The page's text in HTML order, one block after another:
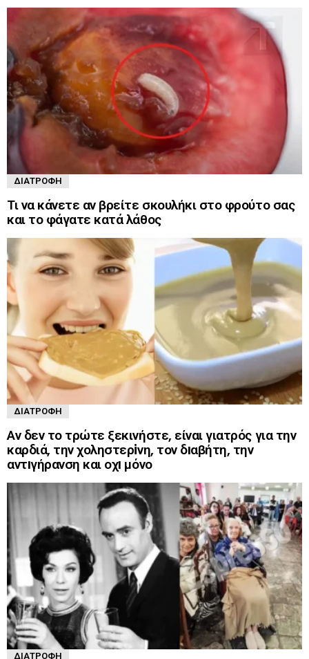
ΔΙΑΤΡΟΦΉ
Τι να κάνετε αν βρείτε σκουλήκι στο φρούτο σας
και το φάγατε κατά λάθος
ΔΙΑΤΡΟΦΉ
Αν δεν το τρώτε ξεκινήστε, είναι γιατρός για την
καρδιά, την χοληστερiνη, τον δıαβήτη, την
αντıγήρανση και οχı μόνο
ΔΙΑΤΡΟΦΉ